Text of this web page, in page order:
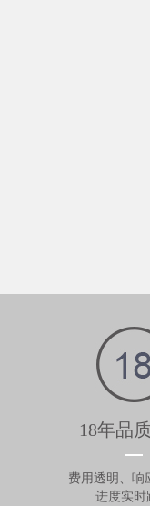
18年品
费用透明、响
进度实时